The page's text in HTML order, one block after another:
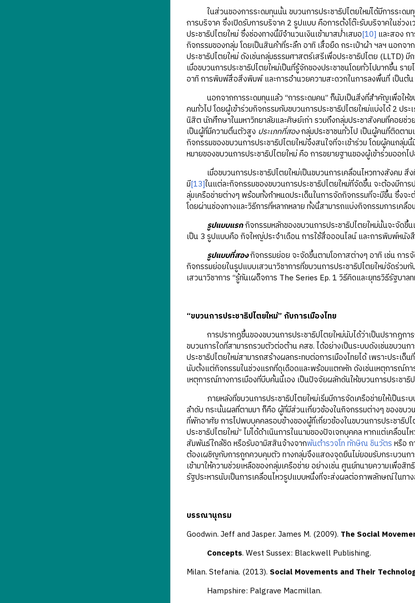
ในส่วนของการระดมทุนนั้น ขบวนการประชาธิปไตยใหม่ได้มีการระดม
การบริจาค ซึ่งเปิดรับการบริจาค 2 รูปแบบ คือการตั้งโต๊ะรับบริจาคในช่ว
ประชาธิปไตยใหม่ ซึ่งช่องทางนี้มีจำนวนเงินเข้ามาสม่ำเสมอ[10] และสอง ก
กิจกรรมของกลุ่ม โดยเป็นสินค้าที่ระลึก อาทิ เสื้อยืด กระเป๋าผ้า ฯลฯ นอกจ
ประชาธิปไตยใหม่ ดังเช่นกลุ่มธรรมศาสตร์เสรีเพื่อประชาธิปไตย (LLTD)
เมื่อขบวนการประชาธิปไตยใหม่เป็นที่รู้จักของประชาชนโดยทั่วไปมากขึ้น ร
อาทิ การพิมพ์สื่อสิ่งพิมพ์ และการอำนวยความสะดวกในการลงพื้นที่ เป็นต้น
นอกจากการระดมทุนแล้ว “การระดมคน” ก็นับเป็นสิ่งที่สำคัญเพื่อให้ข
คนทั่วไป โดยผู้เข้าร่วมกิจกรรมกับขบวนการประชาธิปไตยใหม่แบ่งได้ 2 ประ
นิสิต นักศึกษาในมหาวิทยาลัยและศิษย์เก่า รวมถึงกลุ่มประชาสังคมที่คอยช่
เป็นผู้ที่มีความตื่นตัวสูง ประเภทที่สองกลุ่มประชาชนทั่วไป เป็นผู้คนที่ติดตาม
กิจกรรมของขบวนการประชาธิปไตยใหม่จึงสนใจที่จะเข้าร่วม โดยผู้คนกลุ่
หมายของขบวนการประชาธิปไตยใหม่ คือ การขยายฐานของผู้เข้าร่วมออกไ
เมื่อขบวนการประชาธิปไตยใหม่เป็นขบวนการเคลื่อนไหวทางสังคม สิ่ง
มี[13]ในแต่ละกิจกรรมของขบวนการประชาธิปไตยใหม่ที่จัดขึ้น จะต้องมีกา
ลุ่มเครือข่ายต่างๆ พร้อมทั้งกำหนดประเด็นในการจัดกิจกรรมที่จะมีขึ้น ซึ่งจ
โดยผ่านช่องทางและวิธีการที่หลากหลาย ทั้งนี้สามารถแบ่งกิจกรรมการเคลื่
รูปแบบแรกกิจกรรมหลักของขบวนการประชาธิปไตยใหม่นั้นจะจัดขึ้
เป็น 3 รูปแบบคือ กิจใหญ่ประจำเดือน การใช้สื่อออนไลน์ และการพิมพ์หนัง
รูปแบบที่สองกิจกรรมย่อย จะจัดขึ้นตามโอกาสต่างๆ อาทิ เช่น การ
กิจกรรมย่อยในรูปแบบเสวนาวิชาการที่ขบวนการประชาธิปไตยใหม่จัดร่วม
เสวนาวิชาการ “รู้ทันเผด็จการ The Series Ep. 1 วิธีคิดและยุทธวิธีรัฐบา
“ขบวนการประชาธิปไตยใหม่” กับการเมืองไทย
การปรากฏขึ้นของขบวนการประชาธิปไตยใหม่นับได้ว่าเป็นปรากฏการ
ขบวนการใดที่สามารถรวมตัวต่อต้าน คสช. ได้อย่างเป็นระบบดังเช่นขบวนก
ประชาธิปไตยใหม่สามารถสร้างผลกระทบต่อการเมืองไทยได้ เพราะประเ
นับตั้งแต่กิจกรรมในช่วงแรกที่ดุเดือดและพร้อมแตกหัก ดังเช่นเหตุการณ์ก
เหตุการณ์ทางการเมืองที่บีบคั้นนี้เอง เป็นปัจจัยผลักดันให้ขบวนการประชาธิ
ภายหลังที่ขบวนการประชาธิปไตยใหม่เริ่มมีการจัดเครือข่ายให้เป็นระ
ลำดับ กระนั้นผลที่ตามมา ก็คือ ผู้ที่มีส่วนเกี่ยวข้องในกิจกรรมต่างๆ ของขบ
ที่พักอาศัย การไปพบบุคคลรอบข้างของผู้ที่เกี่ยวข้องในขบวนการประชาธิป
ประชาธิปไตยใหม่” ไม่ได้ดำเนินการในนามของปัจเจกบุคคล หากแต่เคลื่อน
สัมพันธ์ใกล้ชิด หรือรับอามิสสินจ้างจากพันตำรวจโท ทักษิณ ชินวัตร หรือ
ต้องเผชิญกับการถูกควบคุมตัว ทางกลุ่มจึงแสดงจุดยืนไม่ยอมรับกระบวนก
เข้ามาให้ความช่วยเหลือของกลุ่มเครือข่าย อย่างเช่น ศูนย์ทนายความเพื่อ
รัฐประหารนับเป็นการเคลื่อนไหวรูปแบบหนึ่งที่จะส่งผลต่อภาพลักษณ์ในทา
บรรณานุกรม
Goodwin. Jeff and Jasper. James M. (2009). The Social
Concepts. West Sussex: Blackwell Publishing.
Milan. Stefania. (2013). Social Movements and Their
Hampshire: Palgrave Macmillan.